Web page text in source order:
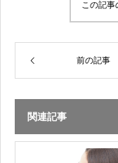
この記事
前の記事
関連記事